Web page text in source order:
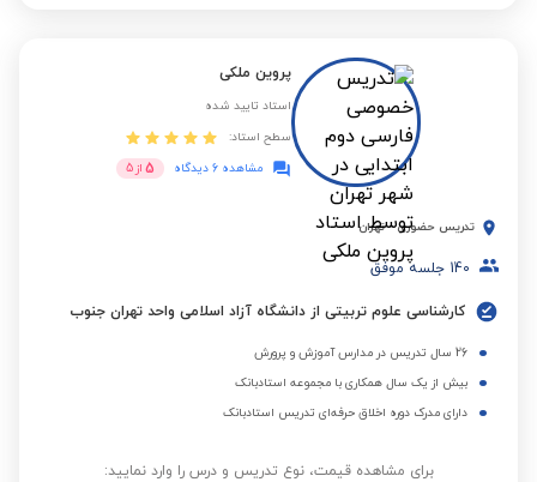
پروین ملکی
استاد تایید شده
سطح استاد:
مشاهده 6 دیدگاه
5 از 5
تدریس حضوری - تهران
140 جلسه موفق
کارشناسی علوم تربیتی از دانشگاه آزاد اسلامی واحد تهران جنوب
26 سال تدریس در مدارس آموزش و پرورش
بیش از یک سال همکاری با مجموعه استادبانک
دارای مدرک دوره اخلاق حرفه‌ای تدریس استادبانک
برای مشاهده قیمت، نوع تدریس و درس را وارد نمایید: